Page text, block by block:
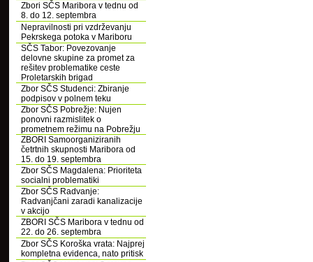
Zbori SČS Maribora v tednu od
8. do 12. septembra
Nepravilnosti pri vzdrževanju
Pekrskega potoka v Mariboru
SČS Tabor: Povezovanje
delovne skupine za promet za
rešitev problematike ceste
Proletarskih brigad
Zbor SČS Studenci: Zbiranje
podpisov v polnem teku
Zbor SČS Pobrežje: Nujen
ponovni razmislitek o
prometnem režimu na Pobrežju
ZBORI Samoorganiziranih
četrtnih skupnosti Maribora od
15. do 19. septembra
Zbor SČS Magdalena: Prioriteta
socialni problematiki
Zbor SČS Radvanje:
Radvanjčani zaradi kanalizacije
v akcijo
ZBORI SČS Maribora v tednu od
22. do 26. septembra
Zbor SČS Koroška vrata: Najprej
kompletna evidenca, nato pritisk